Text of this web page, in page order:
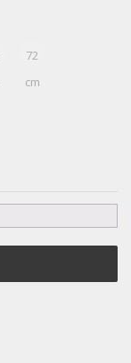
72
cm